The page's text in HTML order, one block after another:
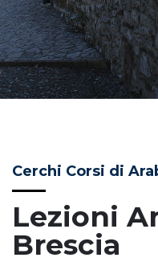
Lezioni
Brescia
Cerchi Corsi di